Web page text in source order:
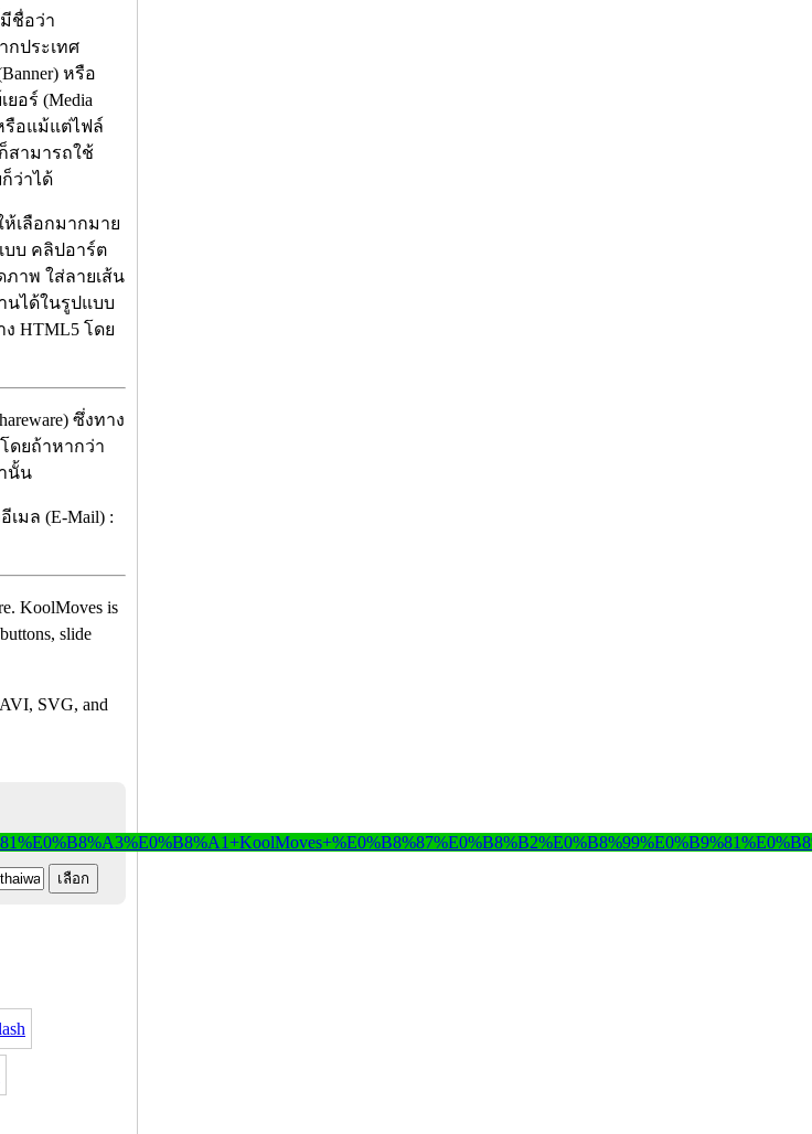
ชื่อว่า
กประเทศ
หรือ
ยอร์ (Media
รือแม้แต่ไฟล์
สามารถใช้
ว่าได้
ห้เลือกมากมาย
บบ คลิปอาร์ต
าพ ใส่ลายเส้น
นได้ในรูปแบบ
HTML5 โดย
ซึ่งทาง
ดยถ้าหากว่า
นั้น
มล (E-Mail) :
KoolMoves is
slide
SVG, and